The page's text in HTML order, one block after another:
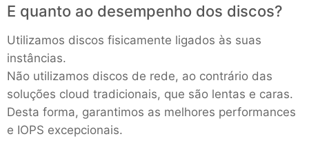
E quanto ao desempenho dos discos?
Utilizamos discos fisicamente ligados às suas
instâncias.
Não utilizamos discos de rede, ao contrário das
soluções cloud tradicionais, que são lentas e caras.
Desta forma, garantimos as melhores performances
e IOPS excepcionais.